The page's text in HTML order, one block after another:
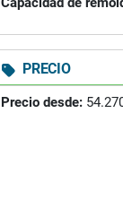
PRECIO
Precio desde: